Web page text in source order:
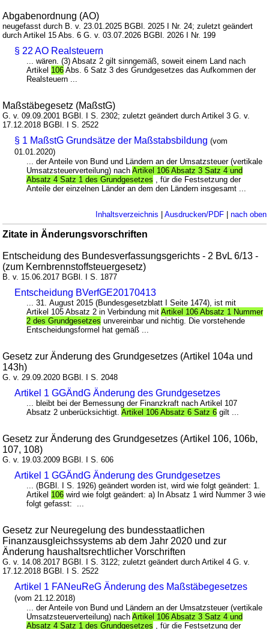
Abgabenordnung (AO)
neugefasst durch B. v. 23.01.2025 BGBl. 2025 I Nr. 24; zuletzt geändert
durch Artikel 15 Abs. 6 G. v. 03.07.2026 BGBl. 2026 I Nr. 199
§ 22 AO Realsteuern
... wären. (3) Absatz 2 gilt sinngemäß, soweit einem Land nach
Artikel 106 Abs. 6 Satz 3 des Grundgesetzes das Aufkommen der
Realsteuern ...
Maßstäbegesetz (MaßstG)
G. v. 09.09.2001 BGBl. I S. 2302; zuletzt geändert durch Artikel 3 G. v.
17.12.2018 BGBl. I S. 2522
§ 1 MaßstG Grundsätze der Maßstabsbildung (vom
01.01.2020)
... der Anteile von Bund und Ländern an der Umsatzsteuer (vertikale
Umsatzsteuerverteilung) nachArtikel 106 Absatz 3 Satz 4 und
Absatz 4 Satz 1 des Grundgesetzes , für die Festsetzung der
Anteile der einzelnen Länder an dem den Ländern insgesamt ...
Inhaltsverzeichnis | Ausdrucken/PDF| nach oben
Zitate in Änderungsvorschriften
Entscheidung des Bundesverfassungsgerichts - 2 BvL 6/13 -
(zum Kernbrennstoffsteuergesetz)
B. v. 15.06.2017 BGBl. I S. 1877
Entscheidung BVerfGE20170413
... 31. August 2015 (Bundesgesetzblatt I Seite 1474), ist mit
Artikel 105 Absatz 2 in Verbindung mitArtikel 106 Absatz 1 Nummer
2 des Grundgesetzes unvereinbar und nichtig. Die vorstehende
Entscheidungsformel hat gemäß ...
Gesetz zur Änderung des Grundgesetzes (Artikel 104a und
143h)
G. v. 29.09.2020 BGBl. I S. 2048
Artikel 1 GGÄndG Änderung des Grundgesetzes
... bleibt bei der Bemessung der Finanzkraft nach Artikel 107
Absatz 2 unberücksichtigt.Artikel 106 Absatz 6 Satz 6 gilt ...
Gesetz zur Änderung des Grundgesetzes (Artikel 106, 106b,
107, 108)
G. v. 19.03.2009 BGBl. I S. 606
Artikel 1 GGÄndG Änderung des Grundgesetzes
... (BGBl. I S. 1926) geändert worden ist, wird wie folgt geändert: 1.
Artikel 106 wird wie folgt geändert: a) In Absatz 1 wird Nummer 3 wie
folgt gefasst: ...
Gesetz zur Neuregelung des bundesstaatlichen
Finanzausgleichssystems ab dem Jahr 2020 und zur
Änderung haushaltsrechtlicher Vorschriften
G. v. 14.08.2017 BGBl. I S. 3122; zuletzt geändert durch Artikel 4 G. v.
17.12.2018 BGBl. I S. 2522
Artikel 1 FANeuReG Änderung des Maßstäbegesetzes
(vom 21.12.2018)
... der Anteile von Bund und Ländern an der Umsatzsteuer (vertikale
Umsatzsteuerverteilung) nachArtikel 106 Absatz 3 Satz 4 und
Absatz 4 Satz 1 des Grundgesetzes , für die Festsetzung der